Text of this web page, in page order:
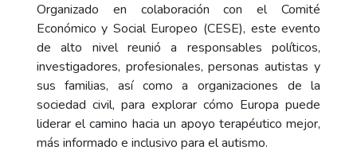
Organizado en colaboración con el Comité
Económico y Social Europeo (CESE), este evento
de alto nivel reunió a responsables políticos,
investigadores, profesionales, personas autistas y
sus familias, así como a organizaciones de la
sociedad civil, para explorar cómo Europa puede
liderar el camino hacia un apoyo terapéutico mejor,
más informado e inclusivo para el autismo.